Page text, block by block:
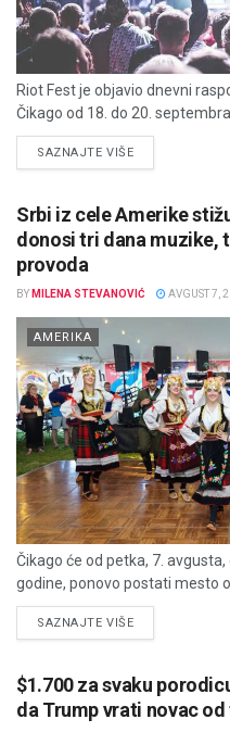
Riot Fest je objavio dnevni
Čikago od 18. do 20. septembra
SAZNAJTE VIŠEDETAILS
Srbi iz cele Amerike
donosi tri dana muzike,
provoda
BY MILENA STEVANOVIĆ AVGUST 7,
AMERIKA
Čikago će od petka, 7.
godine, ponovo postati mesto
SAZNAJTE VIŠEDETAILS
$1.700 za svaku
da Trump vrati novac